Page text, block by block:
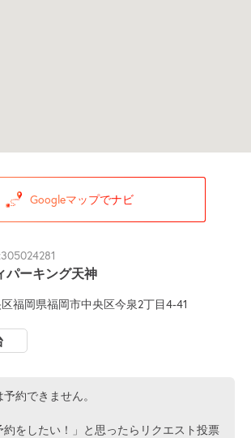
Googleマップでナビ
パーキング天神
福岡県福岡市中央区今泉2丁目4-41
約できません。
約をしたい！」と思ったらリクエスト投票